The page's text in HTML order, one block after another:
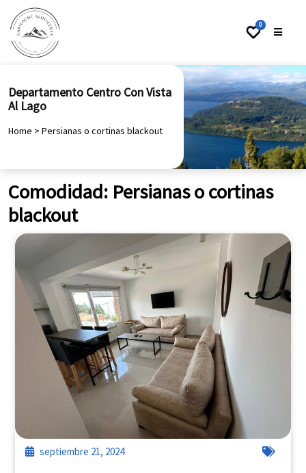
0
Departamento Centro Con Vista
Al Lago
Home > Persianas o cortinas blackout
Comodidad: Persianas o cortinas
blackout
septiembre 21, 2024